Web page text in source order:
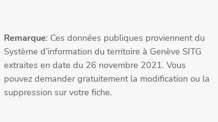
Remarque: Ces données publiques proviennent du
Système d’information du territoire à Genève SITG
extraites en date du 26 novembre 2021. Vous
pouvez demander gratuitement la modification ou la
suppression sur votre fiche.